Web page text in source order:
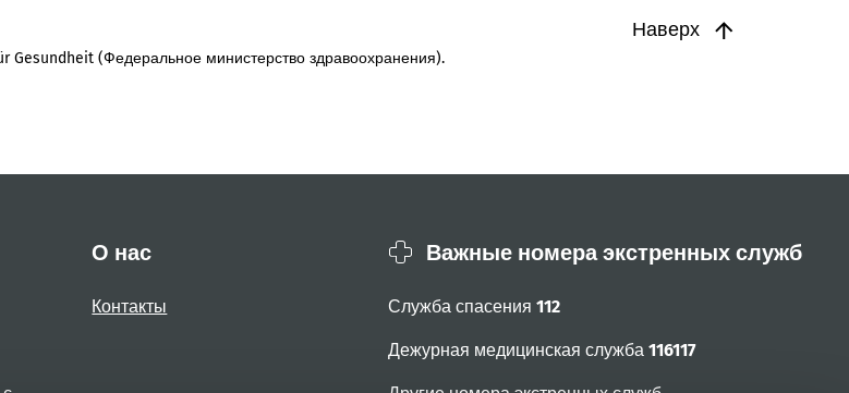
Наверх
Gesundheit (Федеральное министерство здравоохранения).
О нас
Контакты
Важные номера экстренных служб
Служба спасения 112
Дежурная медицинская служба 116117